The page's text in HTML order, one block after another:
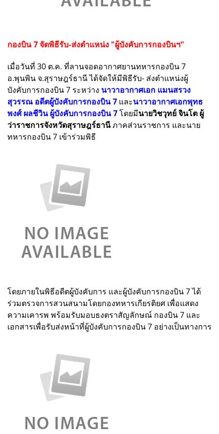
กองบิน 7 จัดพิธีรับ-ส่งตำแหน่ง "ผู้บังคับการกองบินฯ"
เมื่อวันที่ 30 ต.ค. ที่ลานจอดอากาศยานทหารกองบิน 7
อ.พุนพิน จ.สุราษฎร์ธานี ได้จัดให้มีพิธีรับ- ส่งตำแหน่งผู้
บังคับการกองบิน 7 ระหว่าง นาวาอากาศเอก แมนสรวง
สุวรรณ อดีตผู้บังคับการกองบิน 7 และนาวาอากาศเอกพุทธ
พงศ์ ผลชีวิน ผู้บังคับการกองบิน 7โดยมีนายวิชวุทย์ จินโต ผู้
ว่าราชการจังหวัดสุราษฎร์ธานีภาคส่วนราชการ และนาย
ทหารกองบิน 7 เข้าร่วมพิธี
โดยภายในพิธีอดีตผู้บังคับการ และผู้บังคับการกองบิน 7 ได้
ร่วมตรวจการสวนสนามโดยกองทหารเกียรติยศ เพื่อแสดง
ความเคารพ พร้อมรับมอบธงตราสัญลักษณ์ กองบิน 7 และ
เอกสารเพื่อรับส่งหน้าที่ผู้บังคับการกองบิน 7 อย่างเป็นทางการ